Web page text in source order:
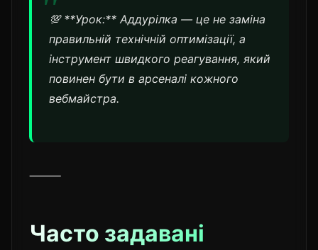
💯 **Урок:** Аддурілка — це не заміна
правильній технічній оптимізації, а
інструмент швидкого реагування, який
повинен бути в арсеналі кожного
вебмайстра.
⸻
Часто задавані